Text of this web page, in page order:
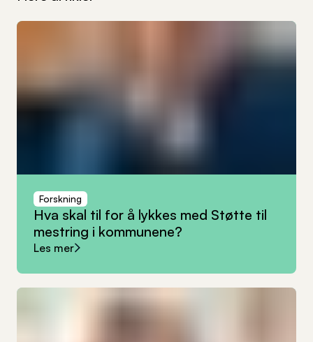
Forskning
Hva skal til for å lykkes med Støtte til
mestring i kommunene?
Les mer